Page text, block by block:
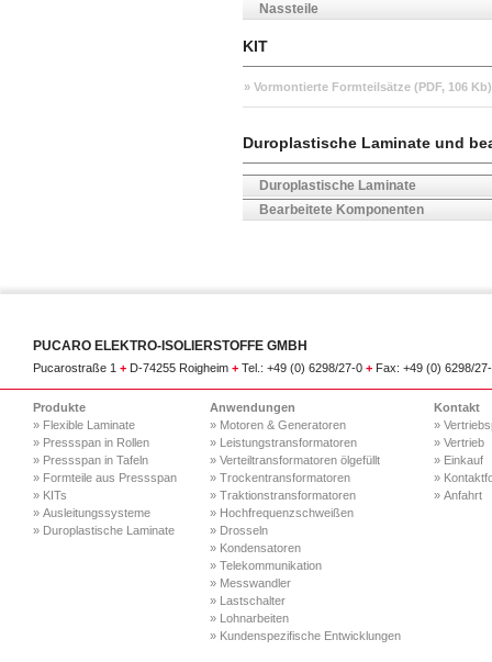
Nassteile
KIT
» Vormontierte Formteilsätze (PDF, 106 Kb)
Duroplastische Laminate und
Duroplastische Laminate
Bearbeitete Komponenten
PUCARO ELEKTRO-ISOLIERSTOFFE GMBH
Pucarostraße 1 + D-74255 Roigheim + Tel.: +49 (0) 6298/27-0 + Fax: +49 (0) 6298/
Produkte
» Flexible Laminate
» Pressspan in Rollen
» Pressspan in Tafeln
» Formteile aus Pressspan
» KITs
» Ausleitungssysteme
» Duroplastische Laminate
Anwendungen
» Motoren & Generatoren
» Leistungstransformatoren
» Verteiltransformatoren ölgefüllt
» Trockentransformatoren
» Traktionstransformatoren
» Hochfrequenzschweißen
» Drosseln
» Kondensatoren
» Telekommunikation
» Messwandler
» Lastschalter
» Lohnarbeiten
» Kundenspezifische Entwicklungen
Kontakt
»
» Vertrieb
» Einkauf
»
» Anfahrt